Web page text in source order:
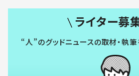
ライター募集
“人”のグッドニュースの取材・執